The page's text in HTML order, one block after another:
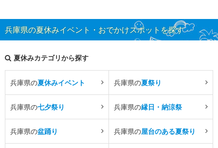
兵庫県の夏休みイベント・おでかけスポットを探す
夏休みカテゴリから探す
兵庫県の夏休みイベント 兵庫県の夏祭り
兵庫県の七夕祭り 兵庫県の縁日・納涼祭
兵庫県の盆踊り 兵庫県の屋台のある夏祭り